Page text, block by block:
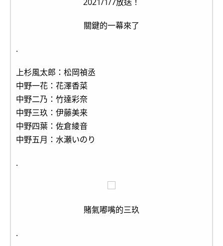
關鍵的一幕來了
.
上杉風太郎：松岡禎丞
中野一花：花澤香菜
中野二乃：竹達彩奈
中野三玖：伊藤美来
中野四葉：佐倉綾音
中野五月：水瀬いのり
.
賭氣嘟嘴的三玖
.